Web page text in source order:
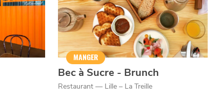
MANGER
Bec à Sucre - Brunch
Restaurant — Lille – La Treille